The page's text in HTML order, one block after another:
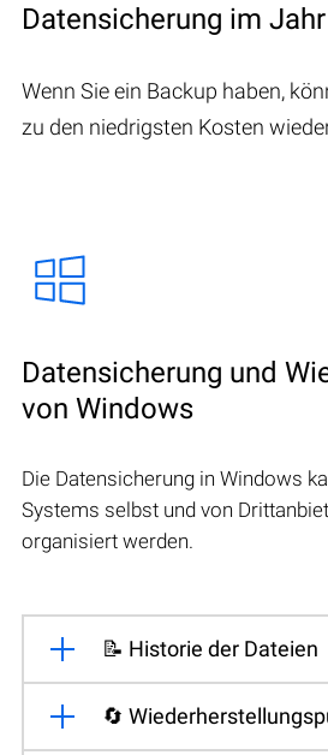
Datensicherung im
Wenn Sie ein Backup haben,
zu den niedrigsten Kosten
Datensicherung und
von Windows
Die Datensicherung in Windows
Systems selbst und von
organisiert werden.
📝 Historie der Dateien
🔄